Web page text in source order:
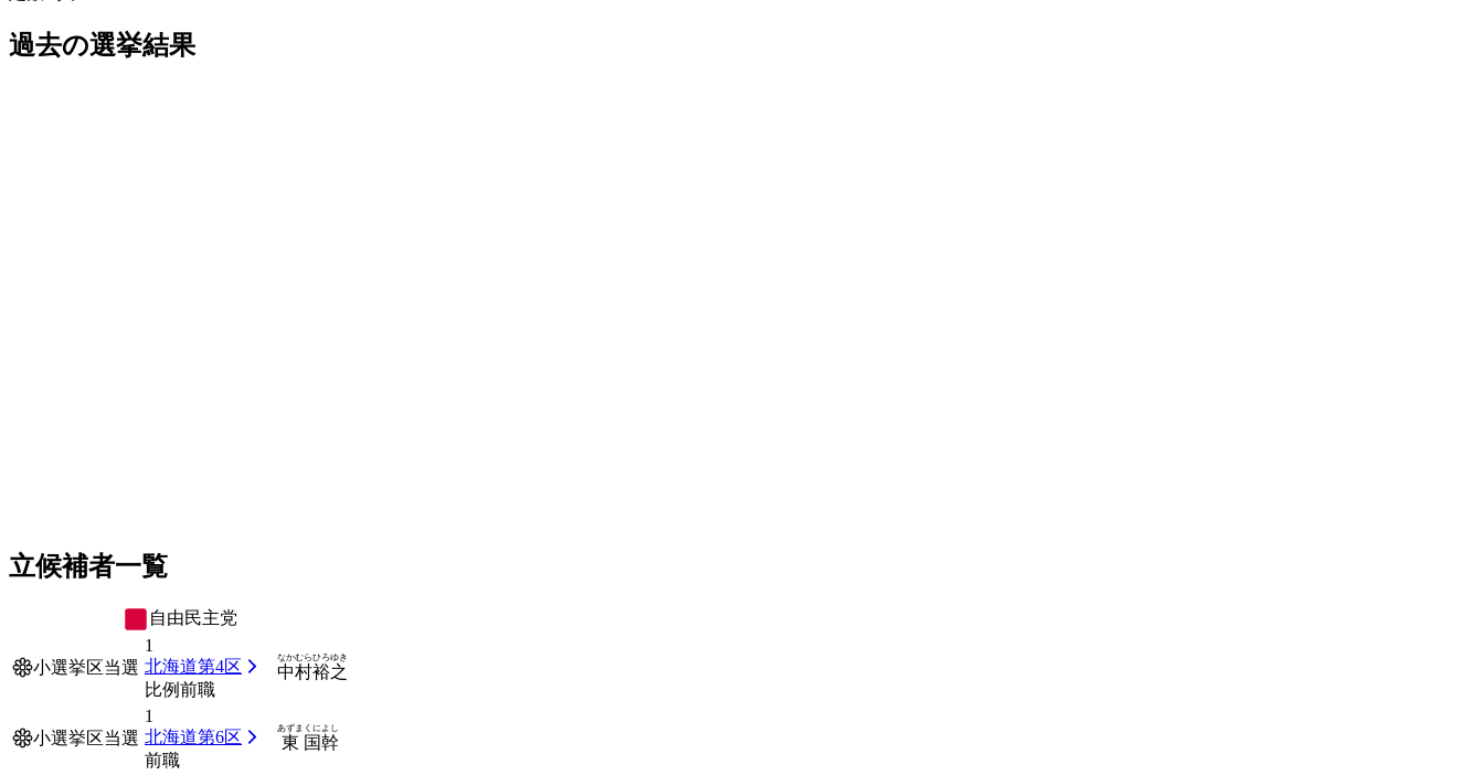
過去の選挙結果
立候補者一覧
自由民主党
小選挙区当選
1
北海道第4区
比例前職
中村
なかむら
裕之
ひろゆき
小選挙区当選
1
北海道第6区
前職
東
あずま
国幹
くによし